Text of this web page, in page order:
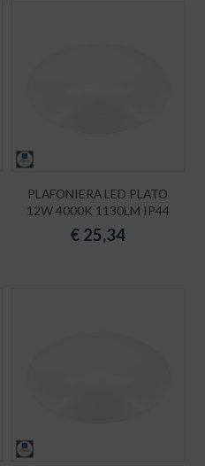
PLAFONIERA LED PLATO
12W 4000K 1130LM IP44
€ 25,34